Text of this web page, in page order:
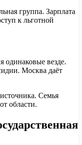
группа. Зарплата
к льготной
одинаковые везде.
Москва даёт
Семья
области.